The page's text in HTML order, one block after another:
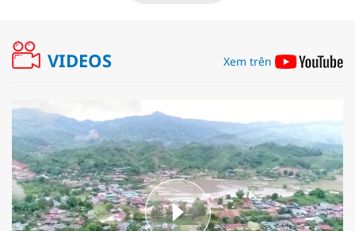
VIDEOS Xem trên